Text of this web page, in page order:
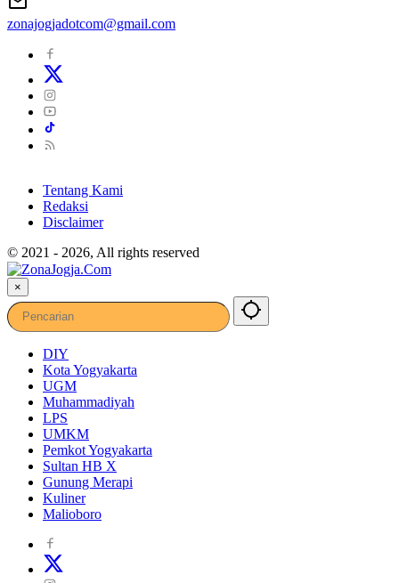
zonajogjadotcom@gmail.com
Tentang Kami
Redaksi
Disclaimer
© 2021 - 2026, All rights reserved
×
DIY
Kota Yogyakarta
UGM
Muhammadiyah
LPS
UMKM
Pemkot Yogyakarta
Sultan HB X
Gunung Merapi
Kuliner
Malioboro